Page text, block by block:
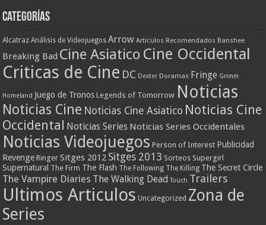
Categorías
Alcatraz Análisis de Videojuegos Arrow Artículos Recomendados Banshee
Breaking Bad Cine Asiatico Cine Occidental
Criticas de Cine DC Dexter Doramas Fringe Grimm
Homeland Juego de Tronos Legends of Tomorrow Noticias
Noticias Cine Noticias Cine Asiatico Noticias Cine
Occidental Noticias Series Noticias Series Occidentales
Noticias Videojuegos Person of Interest Publicidad
Revenge Ringer Sitges 2012 Sitges 2013 Sorteos Supergirl
Supernatural The Firm The Flash The Following The Killing The Secret Circle
The Vampire Diaries The Walking Dead Touch Trailers
Ultimos Articulos Uncategorized Zona de
Series